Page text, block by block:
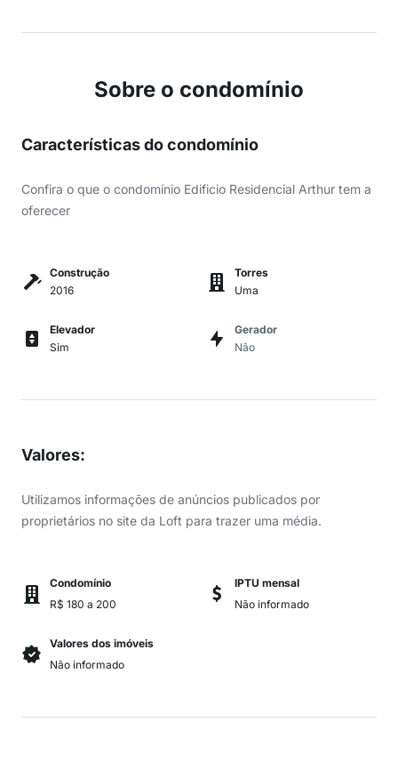
Sobre o condomínio
Características do condomínio
Confira o que o condomínio Edificio Residencial Arthur tem a
oferecer
Construção
2016
Torres
Uma
Elevador
Sim
Gerador
Não
Valores:
Utilizamos informações de anúncios publicados por
proprietários no site da Loft para trazer uma média.
Condomínio
R$ 180 a 200
IPTU mensal
Não informado
Valores dos imóveis
Não informado